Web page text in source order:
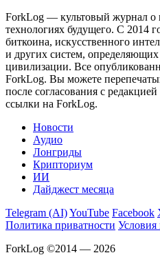
ForkLog — культовый журнал о
технологиях будущего. С 2014
биткоина, искусственного
и других систем,
цивилизации. Все
ForkLog. Вы можете
после согласования с
ссылки на ForkLog.
Новости
Аудио
Лонгриды
Крипториум
ИИ
Дайджест месяца
Telegram (AI)YouTube Facebook
Политика приватности Условия
ForkLog ©2014 — 2026